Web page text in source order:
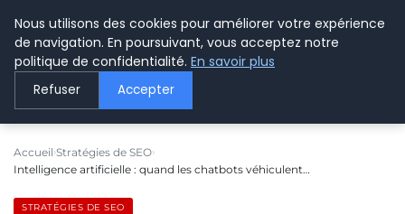
LE WEBMARKETING
Accueil Stratégies de SEO
Intelligence artificielle : quand les chatbots véhiculent…
STRATÉGIES DE SEO
Nous utilisons des cookies pour améliorer votre expérience
de navigation. En poursuivant, vous acceptez notre
politique de confidentialité. En savoir plus
Refuser Accepter